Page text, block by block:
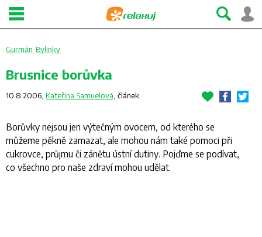
Gurmán Bylinky
Brusnice borůvka
10.8.2006, Kateřina Samuelová článek
Borůvky nejsou jen výtečným ovocem, od kterého se
můžeme pěkně zamazat, ale mohou nám také pomoci při
cukrovce, průjmu či zánětu ústní dutiny. Pojďme se podívat,
co všechno pro naše zdraví mohou udělat.